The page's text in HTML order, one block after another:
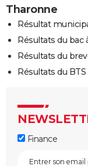
Tharonne
Résultat
Résultats du
Résultats du
Résultats du
Finance